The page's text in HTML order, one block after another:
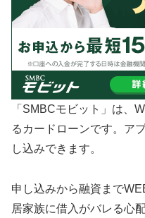
「SMBCモビット」は、
るカードローンです。ア
し込みできます。
申し込みから融資まで
居家族に借入がバレる心